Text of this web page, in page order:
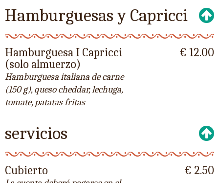
Hamburguesas y Capricci
Hamburguesa I Capricci
(solo almuerzo)
Hamburguesa italiana de carne
(150 g), queso cheddar, lechuga,
tomate, patatas fritas
€ 12.00
servicios
Cubierto € 2.50